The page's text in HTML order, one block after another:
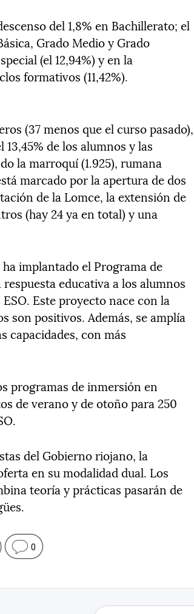
del 1,8% en Bachillerato; el
Grado Medio y Grado
(el 12,94%) y en la
formativos (11,42%).
(37 menos que el curso pasado),
de los alumnos y las
la marroquí (1.925), rumana
marcado por la apertura de dos
de la Lomce, la extensión de
(hay 24 ya en total) y una
implantado el Programa de
educativa a los alumnos
Este proyecto nace con la
son positivos. Además, se amplía
capacidades, con más
programas de inmersión en
de verano y de otoño para 250
del Gobierno riojano, la
en su modalidad dual. Los
teoría y prácticas pasarán de
0